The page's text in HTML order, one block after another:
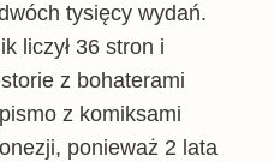
tysięcy wydań.
liczył 36 stron i
z bohaterami
z komiksami
ponieważ 2 lata